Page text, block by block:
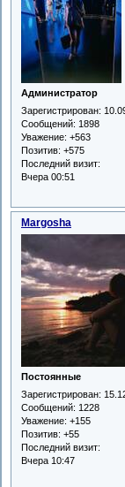
Администратор
Зарегистрирован:
Сообщений: 1898
Уважение: +563
Позитив: +575
Последний визит:
Вчера 00:51
Margosha
Постоянные
Зарегистрирован:
Сообщений: 1228
Уважение: +155
Позитив: +55
Последний визит:
Вчера 10:47